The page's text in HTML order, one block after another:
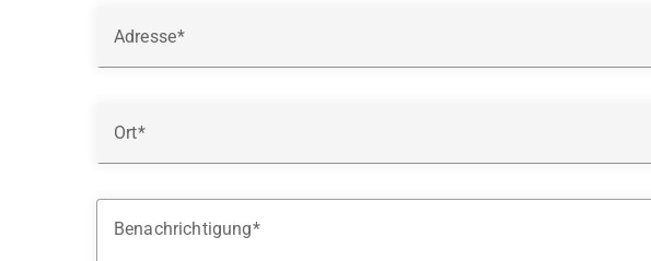
Adresse
Ort
Benachrichtigung